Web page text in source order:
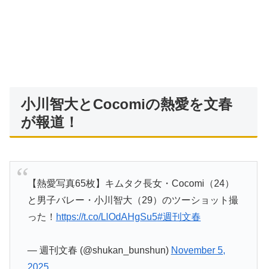
小川智大とCocomiの熱愛を文春
が報道！
【熱愛写真65枚】キムタク長女・Cocomi（24）
と男子バレー・小川智大（29）のツーショット撮
った！ https://t.co/LlOdAHgSu5#週刊文春
— 週刊文春 (@shukan_bunshun) November 5,